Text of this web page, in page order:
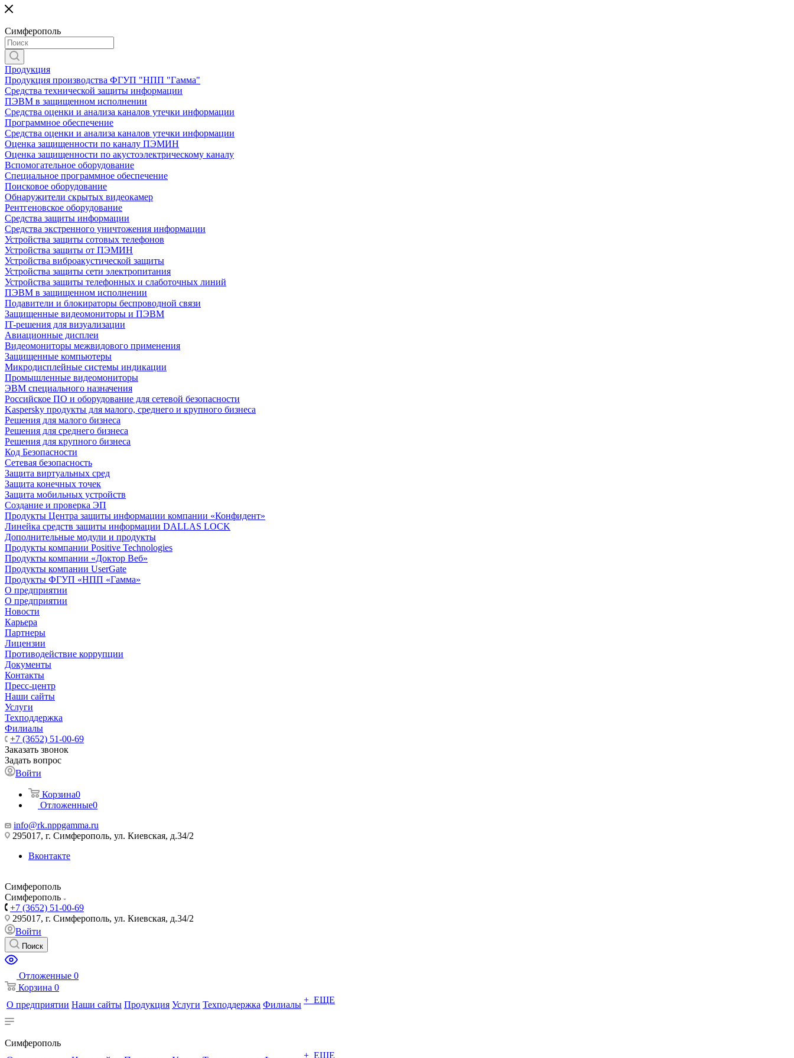
Симферополь
Продукция
Продукция производства ФГУП "НПП "Гамма"
Средства технической защиты информации
ПЭВМ в защищенном исполнении
Средства оценки и анализа каналов утечки информации
Программное обеспечение
Средства оценки и анализа каналов утечки информации
Оценка защищенности по каналу ПЭМИН
Оценка защищенности по акустоэлектрическому каналу
Вспомогательное оборудование
Специальное программное обеспечение
Поисковое оборудование
Обнаружители скрытых видеокамер
Рентгеновское оборудование
Средства защиты информации
Средства экстренного уничтожения информации
Устройства защиты сотовых телефонов
Устройства защиты от ПЭМИН
Устройства виброакустической защиты
Устройства защиты сети электропитания
Устройства защиты телефонных и слаботочных линий
ПЭВМ в защищенном исполнении
Подавители и блокираторы беспроводной связи
Защищенные видеомониторы и ПЭВМ
IT-решения для визуализации
Авиационные дисплеи
Видеомониторы межвидового применения
Защищенные компьютеры
Микродисплейные системы индикации
Промышленные видеомониторы
ЭВМ специального назначения
Российское ПО и оборудование для сетевой безопасности
Kaspersky продукты для малого, среднего и крупного бизнеса
Решения для малого бизнеса
Решения для среднего бизнеса
Решения для крупного бизнеса
Код Безопасности
Сетевая безопасность
Защита виртуальных сред
Защита конечных точек
Защита мобильных устройств
Создание и проверка ЭП
Продукты Центра защиты информации компании «Конфидент»
Линейка средств защиты информации DALLAS LOCK
Дополнительные модули и продукты
Продукты компании Positive Technologies
Продукты компании «Доктор Веб»
Продукты компании UserGate
Продукты ФГУП «НПП «Гамма»
О предприятии
О предприятии
Новости
Карьера
Партнеры
Лицензии
Противодействие коррупции
Документы
Контакты
Пресс-центр
Наши сайты
Услуги
Техподдержка
Филиалы
+7 (3652) 51-00-69
Заказать звонок
Задать вопрос
Войти
Корзина0
Отложенные0
info@rk.nppgamma.ru
295017, г. Симферополь, ул. Киевская, д.34/2
Вконтакте
Симферополь
Симферополь
+7 (3652) 51-00-69
295017, г. Симферополь, ул. Киевская, д.34/2
Войти
Поиск
Отложенные 0
Корзина 0
О предприятии Наши сайты Продукция Услуги Техподдержка Филиалы + ЕЩЕ
Симферополь
+ ЕЩЕ